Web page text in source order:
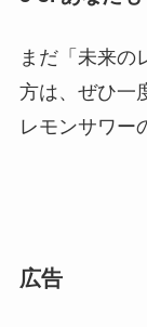
まだ「未来の
方は、ぜひ一
レモンサワー
広告